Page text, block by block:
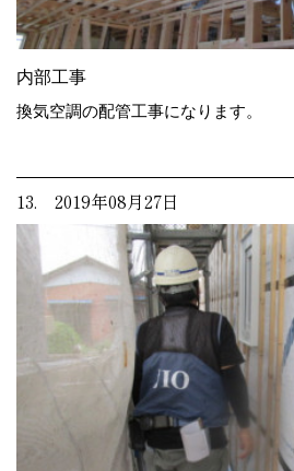
内部工事
換気空調の配管工事になります。
13. 2019年08月27日